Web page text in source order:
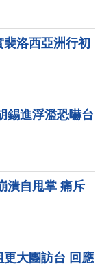
洛西亞洲行初
錫進浮濫恐嚇台
潰自甩掌 痛斥
更大團訪台 回應